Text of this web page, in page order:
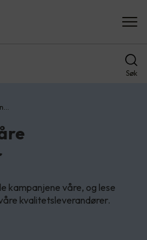
Søk
kampanjene våre, og lese
kvalitetsleverandører.